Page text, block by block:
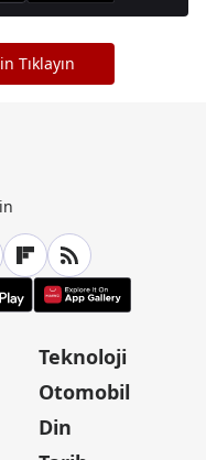
Tıklayın
Teknoloji
Otomobil
Din